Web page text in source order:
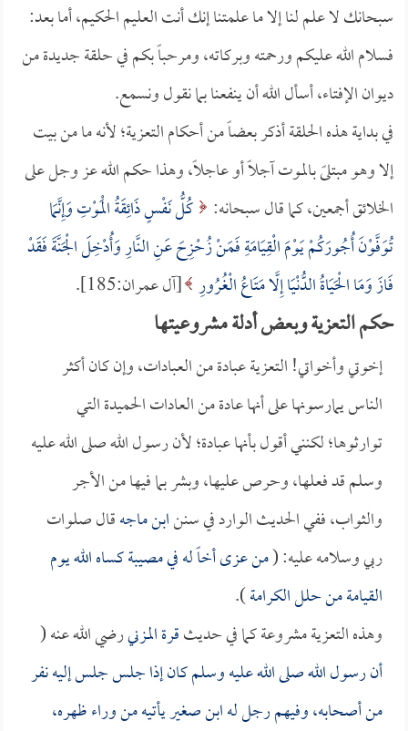
سبحانك لا علم لنا إلا ما علمتنا إنك أنت العليم الحكيم، أما بعد:
فسلام الله عليكم ورحمته وبركاته، ومرحباً بكم في حلقة جديدة من
ديوان الإفتاء، أسأل الله أن ينفعنا بما نقول ونسمع.
في بداية هذه الحلقة أذكر بعضاً من أحكام التعزية؛ لأنه ما من بيت
إلا وهو مبتلىً بالموت آجلاً أو عاجلاً، وهذا حكم الله عز وجل على
الخلائق أجمعين، كما قال سبحانه: كُلُّ نَفْسٍ ذَائِقَةُ الْمَوْتِ وَإِنَّمَا
تُوَفَّوْنَ أُجُورَكُمْ يَوْمَ الْقِيَامَةِ فَمَنْ زُحْزِحَ عَنِ النَّارِ وَأُدْخِلَ الْجَنَّةَ فَقَدْ
فَازَ وَمَا الْحَيَاةُ الدُّنْيَا إِلَّا مَتَاعُ الْغُرُورِ [آل عمران:185].
حكم التعزية وبعض أدلة مشروعيتها
إخوتي وأخواتي! التعزية عبادة من العبادات، وإن كان أكثر
الناس يمارسونها على أنها عادة من العادات الحميدة التي
توارثوها؛ لكنني أقول بأنها عبادة؛ لأن رسول الله صلى الله عليه
وسلم قد فعلها، وحرص عليها، وبشر بما فيها من الأجر
والثواب، ففي الحديث الوارد في سننابن ماجهقال صلوات
ربي وسلامه عليه: (من عزى أخاً له في مصيبة كساه الله يوم
القيامة من حلل الكرامة).
وهذه التعزية مشروعة كما في حديثقرة المزنيرضي الله عنه (
أن رسول الله صلى الله عليه وسلم كان إذا جلس جلس إليه نفر
من أصحابه، وفيهم رجل له ابن صغير يأتيه من وراء ظهره،